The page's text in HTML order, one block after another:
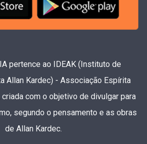
pertence ao IDEAK (Instituto de
Allan Kardec) - Associação Espírita
com o objetivo de divulgar para
segundo o pensamento e as obras
de Allan Kardec.